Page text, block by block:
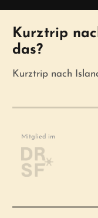
Kurztrip
das?
Kurztrip nach
Mitglied im